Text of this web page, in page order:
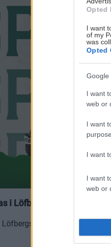
Opted
I want
of my
was
Opted
Google
I want
web or
I want
I want
I want
web or
i Löfbergs Arena igen.
Arena igen. Vi ser